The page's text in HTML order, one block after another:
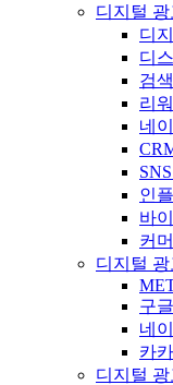
디지털
디
디
검
리
네
인
바
커
디지털
구글
네
카
디지털 광